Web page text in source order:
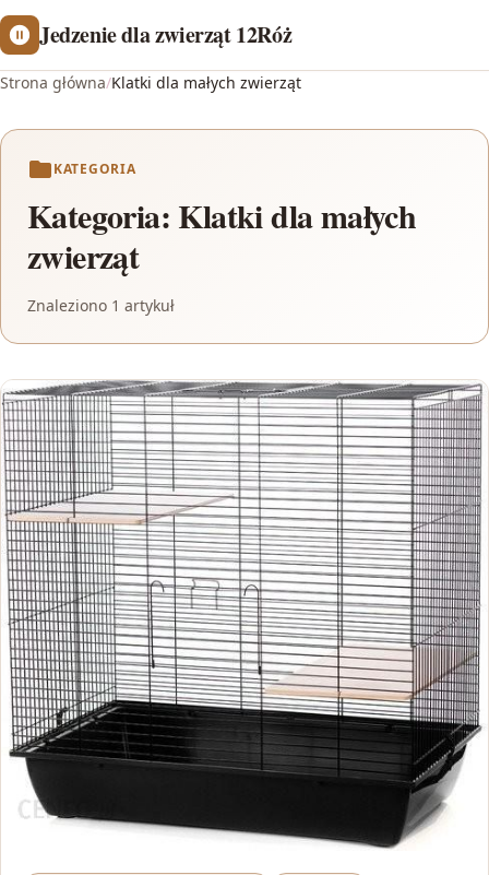
Jedzenie dla zwierząt 12Róż
Strona główna/Klatki dla małych zwierząt
KATEGORIA
Kategoria: Klatki dla małych
zwierząt
Znaleziono 1 artykuł